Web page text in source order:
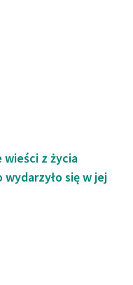
wieści z życia
się w jej